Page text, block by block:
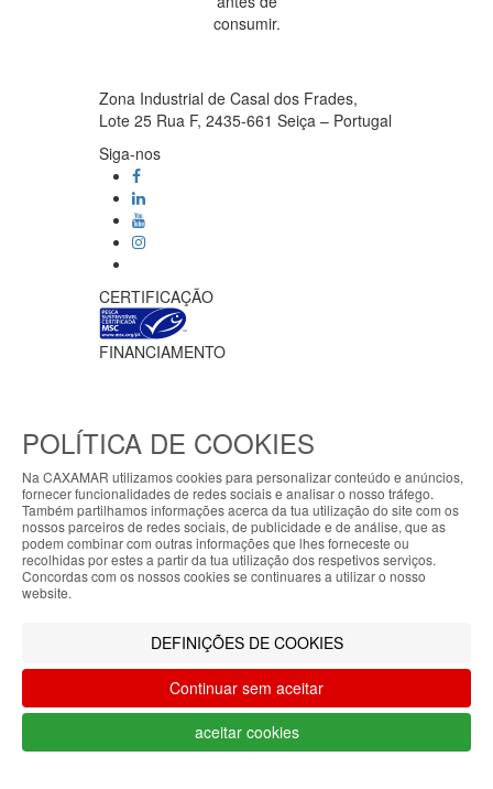
consumir.
Zona Industrial de Casal dos Frades,
Lote 25 Rua F, 2435-661 Seiça – Portugal
Siga-nos
CERTIFICAÇÃO
FINANCIAMENTO
Ficha do projeto PRR-C10-i02-M-
000218 / Vídeo Apoio MAR2030
Meios de pagamento
Todos os direitos reservados / Salvo
indicação de contrário as promoções
apresentadas são válidas até ao dia 07-
Filtrar por
ABOUT THE COOKIES
My7stores handles information about your visit
using cookies that improve the performance of the
website, facilitate sharing via social networks and
continuing to browse our site, you accept the use of
these cookies. For more information, see our
Privacy and Cookie Policy. You can configure your
preferences in Cookie settings.
Accepted
POLÍTICA DE COOKIES
Na CAXAMAR utilizamos cookies para personalizar conteúdo e anúncios,
fornecer funcionalidades de redes sociais e analisar o nosso tráfego.
Também partilhamos informações acerca da tua utilização do site com os
nossos parceiros de redes sociais, de publicidade e de análise, que as
podem combinar com outras informações que lhes forneceste ou
recolhidas por estes a partir da tua utilização dos respetivos serviços.
Concordas com os nossos cookies se continuares a utilizar o nosso
website.
DEFINIÇÕES DE COOKIES
Continuar sem aceitar
aceitar cookies